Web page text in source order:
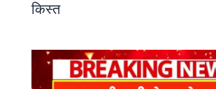
किस्त